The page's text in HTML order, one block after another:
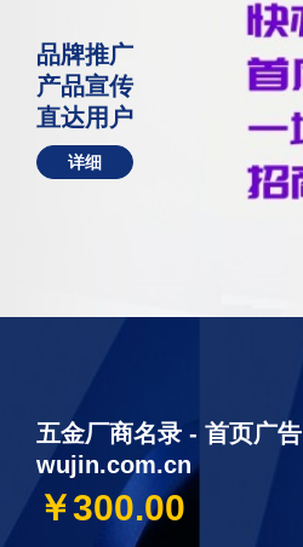
品牌推广
产品宣传
直达用户
详细
五金厂商名录 - 首页广告
wujin.com.cn
￥300.00